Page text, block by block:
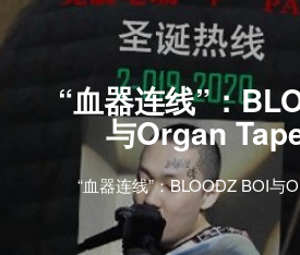
“血器连线”：
与Organ
“血器连线”：BLOODZ BOI与